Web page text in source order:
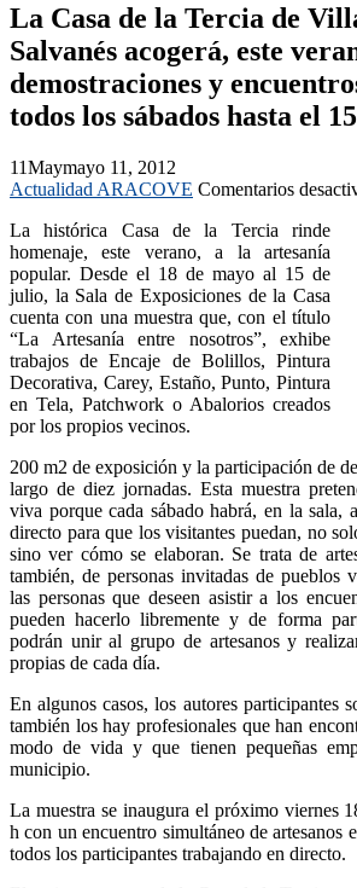
La Casa de la Tercia de
Salvanés acogerá, este
demostraciones y
todos los sábados hasta el
11Maymayo 11, 2012
Actualidad ARACOVE Comentarios
La histórica Casa de la Tercia rinde
homenaje, este verano, a la artesanía
popular. Desde el 18 de mayo al 15 de
julio, la Sala de Exposiciones de la Casa
cuenta con una muestra que, con el título
“La Artesanía entre nosotros”, exhibe
trabajos de Encaje de Bolillos, Pintura
Decorativa, Carey, Estaño, Punto, Pintura
en Tela, Patchwork o Abalorios creados
por los propios vecinos.
200 m2 de exposición y la participación de
largo de diez jornadas. Esta muestra
viva porque cada sábado habrá, en la sala,
directo para que los visitantes puedan, no
sino ver cómo se elaboran. Se trata de
también, de personas invitadas de pueblos
las personas que deseen asistir a los
pueden hacerlo libremente y de forma
podrán unir al grupo de artesanos y
propias de cada día.
En algunos casos, los autores participantes
también los hay profesionales que han
modo de vida y que tienen pequeñas
municipio.
La muestra se inaugura el próximo viernes
h con un encuentro simultáneo de artesanos
todos los participantes trabajando en directo.